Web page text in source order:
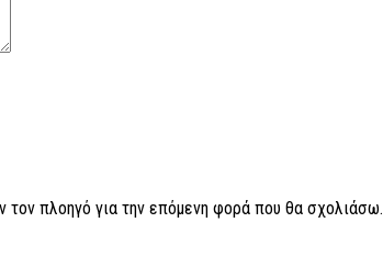
τον πλοηγό για την επόμενη φορά που θα σχολιάσω.